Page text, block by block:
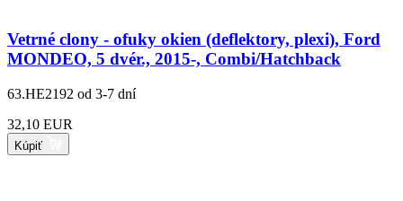
Vetrné clony - ofuky okien (deflektory, plexi), Ford
MONDEO, 5 dvér., 2015-, Combi/Hatchback
63.HE2192 od 3-7 dní
32,10 EUR
Kúpiť